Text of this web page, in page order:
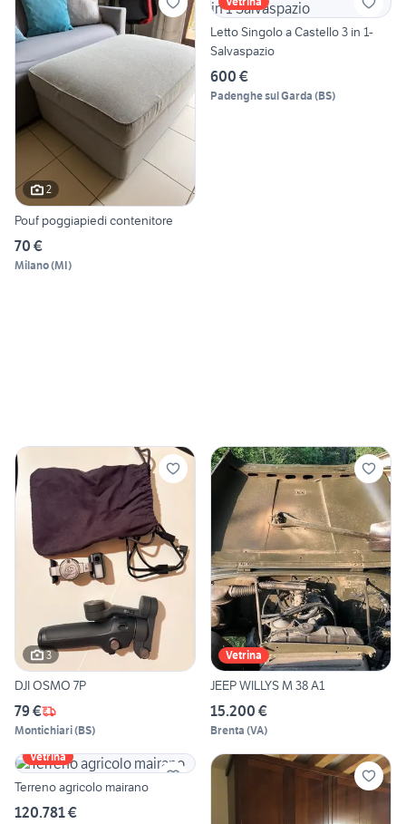
2
Pouf poggiapiedi contenitore
70 €
Milano(MI)
Letto Singolo a Castello 3 in 1-
Salvaspazio
600 €
Padenghe sul Garda (BS)
3
DJI OSMO 7P
79 €
Montichiari(BS)
Vetrina
JEEP WILLYS M 38 A1
15.200 €
Brenta (VA)
Vetrina
Terreno agricolo mairano
120.781 €